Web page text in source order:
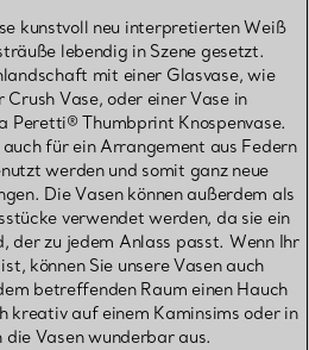
kunstvoll neu interpretierten Weiß
lebendig in Szene gesetzt.
mit einer Glasvase, wie
Crush Vase, oder einer Vase in
Peretti® Thumbprint Knospenvase.
auch für ein Arrangement aus Federn
werden und somit ganz neue
Die Vasen können außerdem als
verwendet werden, da sie ein
der zu jedem Anlass passt. Wenn Ihr
können Sie unsere Vasen auch
betreffenden Raum einen Hauch
kreativ auf einem Kaminsims oder in
die Vasen wunderbar aus.